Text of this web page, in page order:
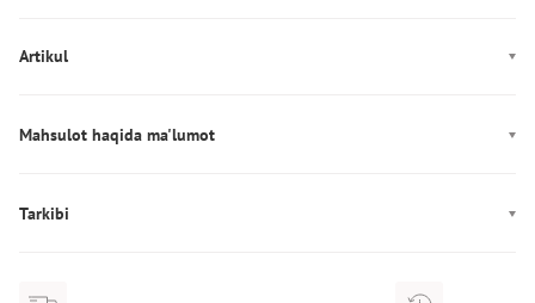
Artikul
Mahsulot haqida ma'lumot
Dekor: Logotip
Tarkibi